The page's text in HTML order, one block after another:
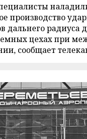
производство
дальнего радиуса
цехах при
сообщает